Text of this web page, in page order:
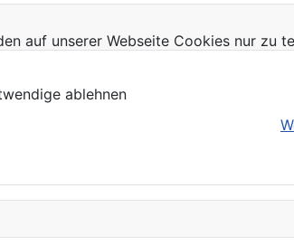
Forum
auf unserer Webseite Cookies nur
ablehnen